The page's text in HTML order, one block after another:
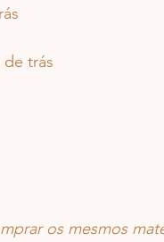
de trás
os mesmos